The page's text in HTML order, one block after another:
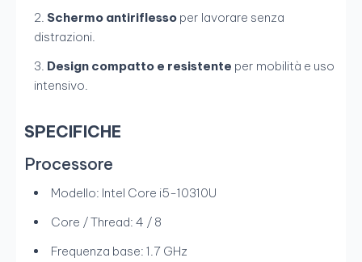
Schermo antiriflesso per lavorare senza
distrazioni.
Design compatto e resistente per mobilità e uso
intensivo.
SPECIFICHE
Processore
Modello: Intel Core i5-10310U
Core / Thread: 4 / 8
Frequenza base: 1.7 GHz